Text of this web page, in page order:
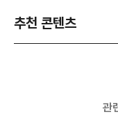
추천 콘텐츠
관